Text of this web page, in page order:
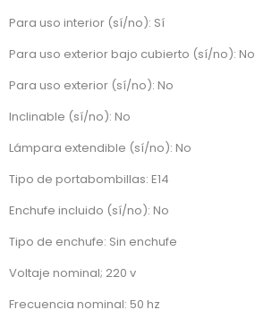
Para uso interior (sí/no): Sí
Para uso exterior bajo cubierto (sí/no): No
Para uso exterior (sí/no): No
Inclinable (sí/no): No
Lámpara extendible (sí/no): No
Tipo de portabombillas: E14
Enchufe incluido (sí/no): No
Tipo de enchufe: Sin enchufe
Voltaje nominal; 220 v
Frecuencia nominal: 50 hz